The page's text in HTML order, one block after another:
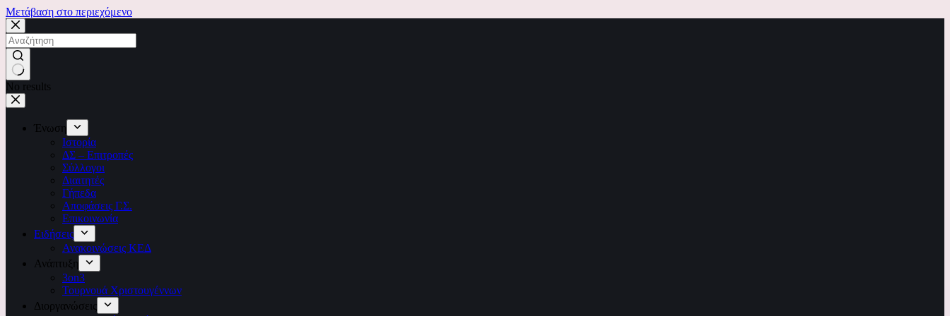
Μετάβαση στο περιεχόμενο
No results
Ένωση
Ιστορία
ΔΣ – Επιτροπές
Σύλλογοι
Διαιτητές
Γήπεδα
Αποφάσεις Γ.Σ.
Επικοινωνία
Ειδήσεις
Ανακοινώσεις ΚΕΔ
Ανάπτυξη
3on3
Τουρνουά Χριστουγέννων
Διοργανώσεις